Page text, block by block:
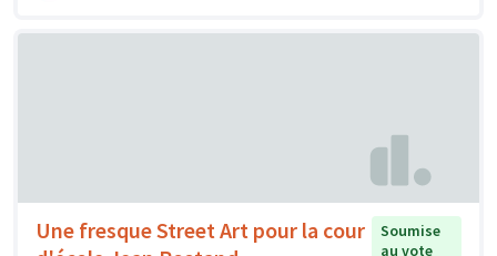
Une fresque Street Art pour la cour
Soumise
au vote